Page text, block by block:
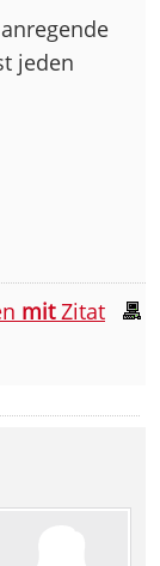
jeden
mitZitat